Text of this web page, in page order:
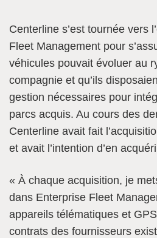
Centerline s’est tournée vers
Fleet Management pour
véhicules pouvait évoluer au
compagnie et qu’ils
gestion nécessaires pour
parcs acquis. Au cours des
Centerline avait fait
et avait l’intention d’en
« À chaque acquisition, je
dans Enterprise Fleet
appareils télématiques et
contrats des fournisseurs